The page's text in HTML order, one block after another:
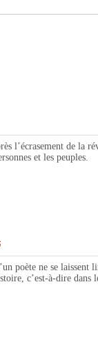
l’écrasement de la
et les peuples.
ne se laissent
c’est-à-dire